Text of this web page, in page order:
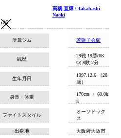
髙橋 直輝 / Takahashi
Naoki
所属ジム 若獅子会館
戦歴
29戦 19勝(6K
O) 8敗 2分
生年月日
1997.12.6 （28
歳）
身長・体重
170cm ・ 60.0k
g
ファイトスタイル
オーソドック
ス
出身地 大阪府大阪市